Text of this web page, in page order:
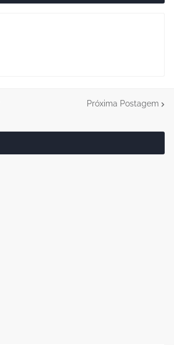
Próxima Postagem